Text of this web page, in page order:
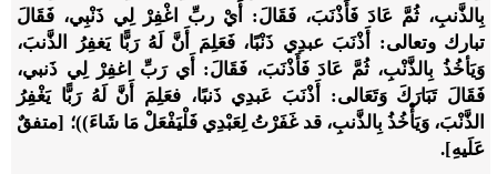
بِالذَّنبِ، ثُمَّ عَادَ فَأَذْنَبَ، فَقَالَ: أَيْ ربِّ اغْفِرْ لِي ذَنْبِي، فَقَالَ
تبارك وتعالى: أَذْنَبَ عبدِي ذَنْبًا، فَعَلِمَ أَنَّ لَهُ رَبًّا يَغفِرُ الذَّنبَ،
وَيَأخُذُ بِالذَّنْبِ، ثُمَّ عَادَ فَأَذْنَبَ، فَقَالَ: أَي رَبِّ اغفِرْ لِي ذَنبي،
فَقَالَ تَبَارَكَ وَتَعَالى: أَذْنَبَ عَبدِي ذَنبًا، فعَلِمَ أَنَّ لَهُ رَبًّا يَغْفِرُ
الذَّنْبَ، وَيَأْخُذُ بِالذَّنبِ، قد غَفَرْتُ لِعَبْدِي فَلْيَفْعَلْ مَا شَاءَ))؛ [متفقٌ
عَلَيهِ].